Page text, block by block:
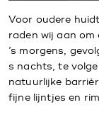
Voor oudere
raden wij aan om
’s morgens,
s nachts, te
natuurlijke
fijne lijntjes en